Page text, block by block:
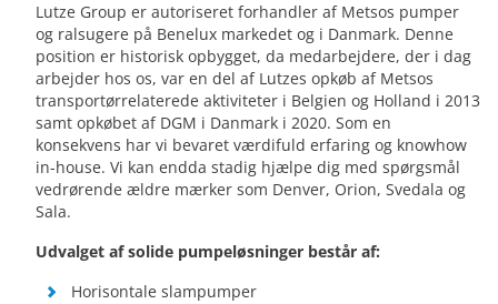
Lutze Group er autoriseret forhandler af Metsos pumper
og ralsugere på Benelux markedet og i Danmark. Denne
position er historisk opbygget, da medarbejdere, der i dag
arbejder hos os, var en del af Lutzes opkøb af Metsos
transportørrelaterede aktiviteter i Belgien og Holland i 2013
samt opkøbet af DGM i Danmark i 2020. Som en
konsekvens har vi bevaret værdifuld erfaring og knowhow
in-house. Vi kan endda stadig hjælpe dig med spørgsmål
vedrørende ældre mærker som Denver, Orion, Svedala og
Sala.
Udvalget af solide pumpeløsninger består af:
Horisontale slampumper